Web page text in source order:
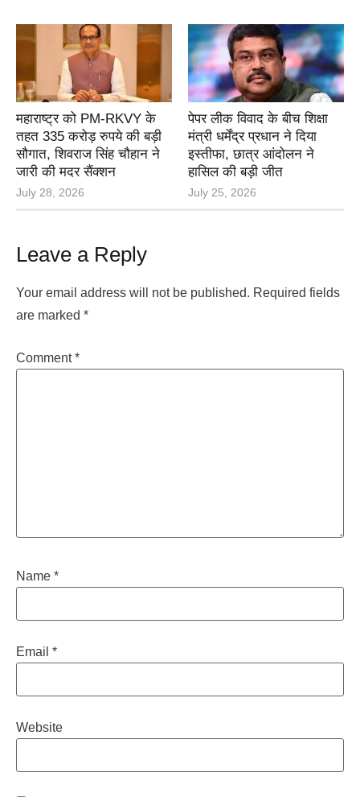
महाराष्ट्र को PM-RKVY के
तहत 335 करोड़ रुपये की बड़ी
सौगात, शिवराज सिंह चौहान ने
जारी की मदर सैंक्शन
July 28, 2026
पेपर लीक विवाद के बीच शिक्षा
मंत्री धर्मेंद्र प्रधान ने दिया
इस्तीफा, छात्र आंदोलन ने
हासिल की बड़ी जीत
July 25, 2026
Leave a Reply
Your email address will not be published. Required fields
are marked *
Comment*
Name *
Email *
Website